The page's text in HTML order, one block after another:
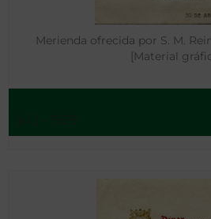
Merienda ofrecida por S. M.
[Material